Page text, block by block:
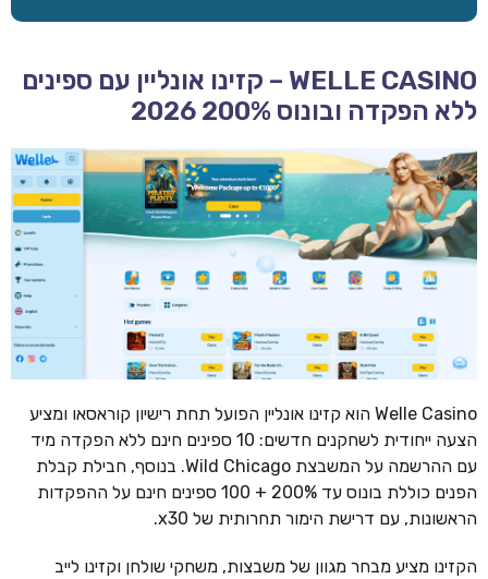
WELLE CASINO – קזינו אונליין עם ספינים
ללא הפקדה ובונוס 200% 2026
Welle Casino הוא קזינו אונליין הפועל תחת רישיון קוראסאו ומציע
הצעה ייחודית לשחקנים חדשים: 10 ספינים חינם ללא הפקדה מיד
עם ההרשמה על המשבצת Wild Chicago. בנוסף, חבילת קבלת
הפנים כוללת בונוס עד 200% + 100 ספינים חינם על ההפקדות
הראשונות, עם דרישת הימור תחרותית של x30.
הקזינו מציע מבחר מגוון של משבצות, משחקי שולחן וקזינו לייב